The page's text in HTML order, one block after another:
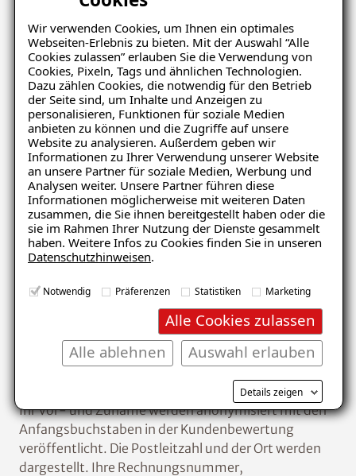
Wir verwenden Cookies, um Ihnen ein optimales
Webseiten-Erlebnis zu bieten. Mit der Auswahl “Alle
Cookies zulassen” erlauben Sie die Verwendung von
Cookies, Pixeln, Tags und ähnlichen Technologien.
Dazu zählen Cookies, die notwendig für den Betrieb
der Seite sind, um Inhalte und Anzeigen zu
personalisieren, Funktionen für soziale Medien
anbieten zu können und die Zugriffe auf unsere
Website zu analysieren. Außerdem geben wir
Informationen zu Ihrer Verwendung unserer Website
an unsere Partner für soziale Medien, Werbung und
Analysen weiter. Unsere Partner führen diese
Informationen möglicherweise mit weiteren Daten
zusammen, die Sie ihnen bereitgestellt haben oder die
sie im Rahmen Ihrer Nutzung der Dienste gesammelt
haben. Weitere Infos zu Cookies finden Sie in unseren
Datenschutzhinweisen.
Notwendig Präferenzen Statistiken Marketing
Alle Cookies zulassen
Auswahl erlauben
Alle ablehnen
Details zeigen
Dämmung & Isolierung
Gebäudeabdichtung
Gebäudetrocknung
Schimmelpilzsanierung
Details zu ihrer Bewertung
Ihr Vor- und Zuname werden anonymisiert mit den
Anfangsbuchstaben in der Kundenbewertung
veröffentlicht. Die Postleitzahl und der Ort werden
dargestellt. Ihre Rechnungsnummer,